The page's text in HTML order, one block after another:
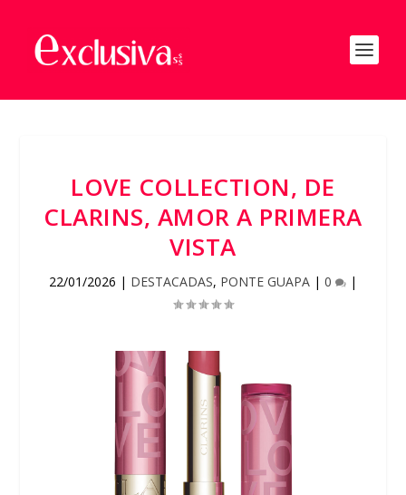
LOVE COLLECTION, DE
CLARINS, AMOR A PRIMERA
VISTA
22/01/2026 | DESTACADAS, PONTE GUAPA | 0 |